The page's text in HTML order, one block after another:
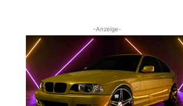
-Anzeige-